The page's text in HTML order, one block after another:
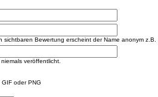
sichtbaren Bewertung erscheint der Name anonym
veröffentlicht.
oder PNG